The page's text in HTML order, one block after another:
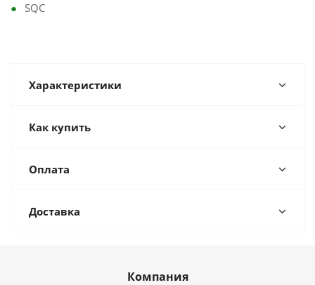
SQC
Характеристики
Как купить
Оплата
Доставка
Компания